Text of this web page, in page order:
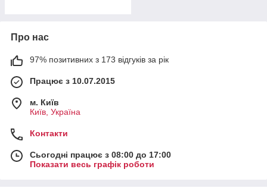
Про нас
97% позитивних з 173 відгуків за рік
Працює з 10.07.2015
м. Київ
Київ, Україна
Контакти
Сьогодні працює з 08:00 до 17:00
Показати весь графік роботи